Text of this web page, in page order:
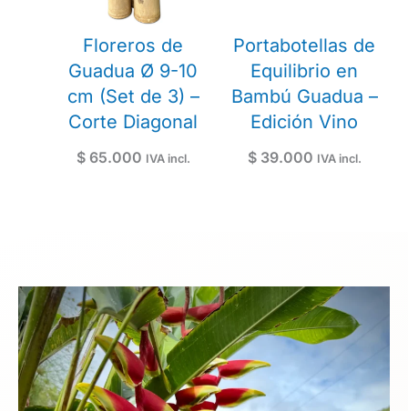
Floreros de
Guadua Ø 9-10
cm (Set de 3) –
Corte Diagonal
$65.000 IVA incl.
Portabotellas de
Equilibrio en
Bambú Guadua –
Edición Vino
$39.000 IVA incl.